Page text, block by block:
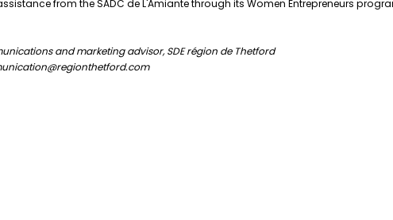
from the SADC de L'Amiante through its Women Entrepreneurs
and marketing advisor, SDE région de Thetford